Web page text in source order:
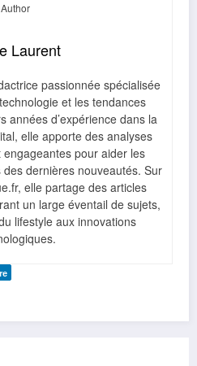
Laurent
passionnée spécialisée
et les tendances
années d’expérience dans la
elle apporte des analyses
pour aider les
dernières nouveautés. Sur
elle partage des articles
un large éventail de sujets,
lifestyle aux innovations